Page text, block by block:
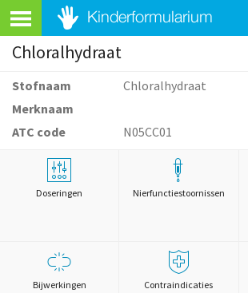
Chloralhydraat
Stofnaam
Chloralhydraat
Merknaam
ATC code
N05CC01
Doseringen Nierfunctiestoornissen
Bijwerkingen
Contraindicaties